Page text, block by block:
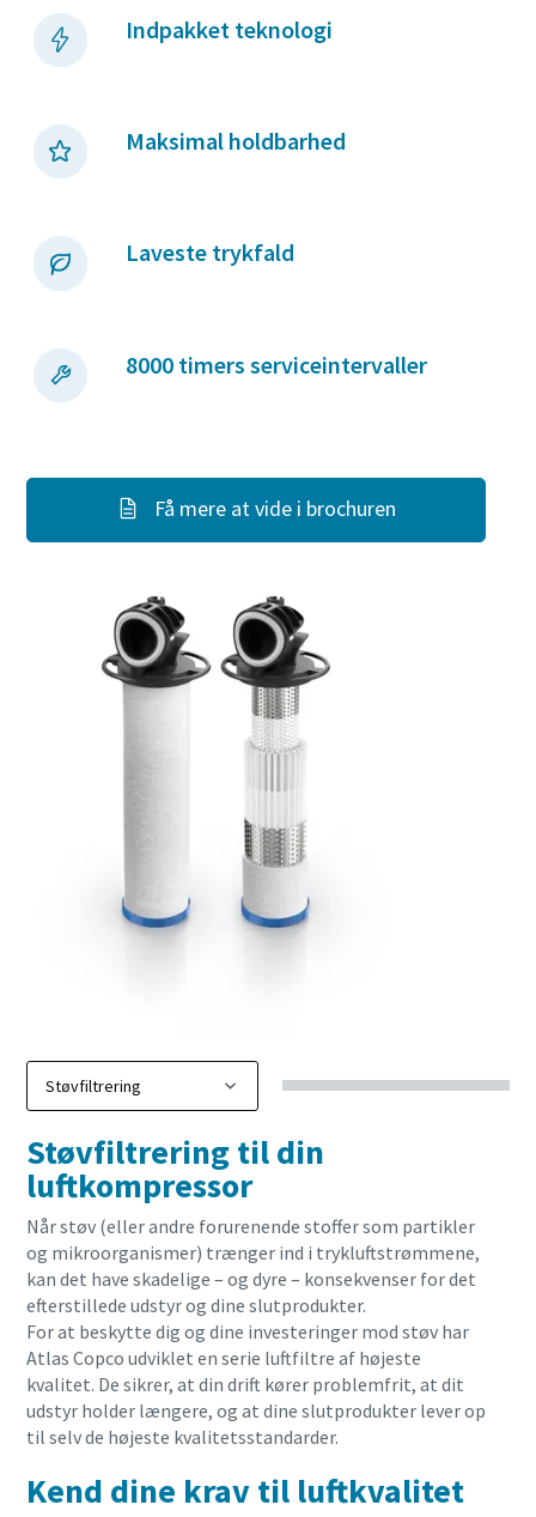
Indpakket teknologi
Maksimal holdbarhed
Laveste trykfald
8000 timers serviceintervaller
Få mere at vide i brochuren
Støvfiltrering til din
luftkompressor
Når støv (eller andre forurenende stoffer som partikler
og mikroorganismer) trænger ind i trykluftstrømmene,
kan det have skadelige – og dyre – konsekvenser for det
efterstillede udstyr og dine slutprodukter.
For at beskytte dig og dine investeringer mod støv har
Atlas Copco udviklet en serie luftfiltre af højeste
kvalitet. De sikrer, at din drift kører problemfrit, at dit
udstyr holder længere, og at dine slutprodukter lever op
til selv de højeste kvalitetsstandarder.
Kend dine krav til luftkvalitet